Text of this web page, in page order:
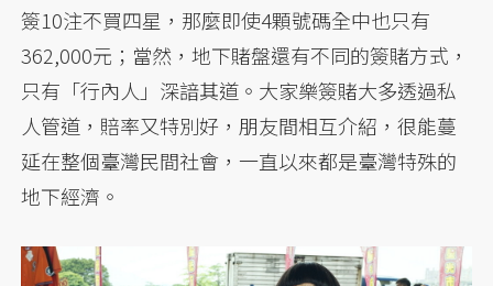
簽10注不買四星，那麼即使4顆號碼全中也只有
362,000元；當然，地下賭盤還有不同的簽賭方式，
只有「行內人」深諳其道。大家樂簽賭大多透過私
人管道，賠率又特別好，朋友間相互介紹，很能蔓
延在整個臺灣民間社會，一直以來都是臺灣特殊的
地下經濟。